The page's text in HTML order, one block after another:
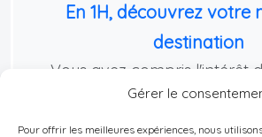
Gérer le
Pour offrir les meilleures expériences, nous
En 1H, découvrez votre
destination
Vous avez compris l'intérêt
société à l'étranger. Mais quel
Quelle structure légale ?